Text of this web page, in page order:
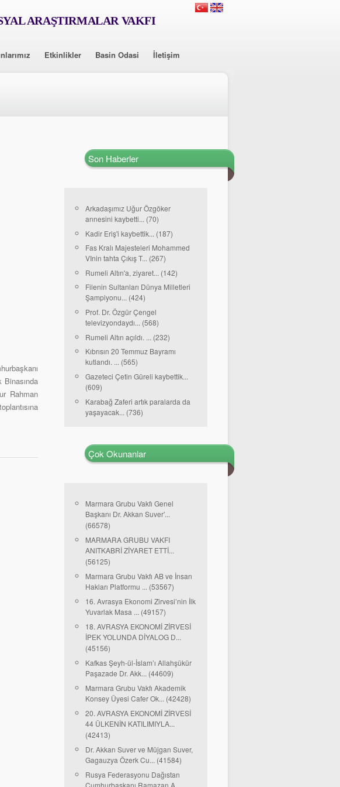
ARAŞTIRMALAR VAKFI
Etkinlikler Basin Odasi İletişim
Rahman
Son Haberler
Arkadaşımız Uğur Özgöker
annesini kaybetti... (70)
Kadir Eriş'i kaybettik... (187)
Fas Kralı Majesteleri Mohammed
VInin tahta Çıkış T... (267)
Rumeli Altın'a, ziyaret... (142)
Filenin Sultanları Dünya Milletleri
Şampiyonu... (424)
Prof. Dr. Özgür Çengel
televizyondaydı... (568)
Rumeli Altın açıldı. ... (232)
Kıbrısın 20 Temmuz Bayramı
kutlandı. ... (565)
Gazeteci Çetin Güreli kaybettik...
(609)
Karabağ Zaferi artık paralarda da
yaşayacak... (736)
Çok Okunanlar
Marmara Grubu Vakfı Genel
Başkanı Dr. Akkan Suver’...
(66578)
MARMARA GRUBU VAKFI
ANITKABRİ ZİYARET ETTİ...
(56125)
Marmara Grubu Vakfı AB ve İnsan
Hakları Platformu ... (53567)
16. Avrasya Ekonomi Zirvesi’nin İlk
Yuvarlak Masa ... (49157)
18. AVRASYA EKONOMİ ZİRVESİ
İPEK YOLUNDA DİYALOG D...
(45156)
Kafkas Şeyh-ül-İslam’ı Allahşükür
Paşazade Dr. Akk... (44609)
Marmara Grubu Vakfı Akademik
Konsey Üyesi Cafer Ok... (42428)
20. AVRASYA EKONOMİ ZİRVESİ
44 ÜLKENİN KATILIMIYLA...
(42413)
Dr. Akkan Suver ve Müjgan Suver,
Gagauzya Özerk Cu... (41584)
Rusya Federasyonu Dağıstan